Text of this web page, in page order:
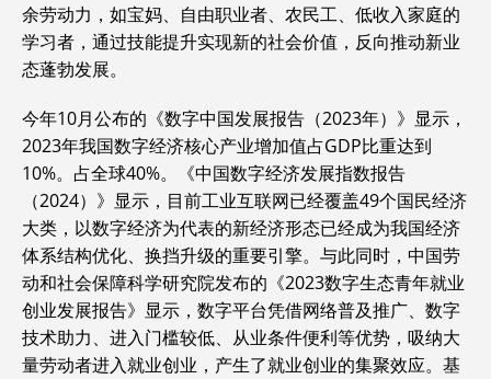
余劳动力，如宝妈、自由职业者、农民工、低收入家庭的
学习者，通过技能提升实现新的社会价值，反向推动新业
态蓬勃发展。
今年10月公布的《数字中国发展报告（2023年）》显示，
2023年我国数字经济核心产业增加值占GDP比重达到
10%。占全球40%。《中国数字经济发展指数报告
（2024）》显示，目前工业互联网已经覆盖49个国民经济
大类，以数字经济为代表的新经济形态已经成为我国经济
体系结构优化、换挡升级的重要引擎。与此同时，中国劳
动和社会保障科学研究院发布的《2023数字生态青年就业
创业发展报告》显示，数字平台凭借网络普及推广、数字
技术助力、进入门槛较低、从业条件便利等优势，吸纳大
量劳动者进入就业创业，产生了就业创业的集聚效应。基